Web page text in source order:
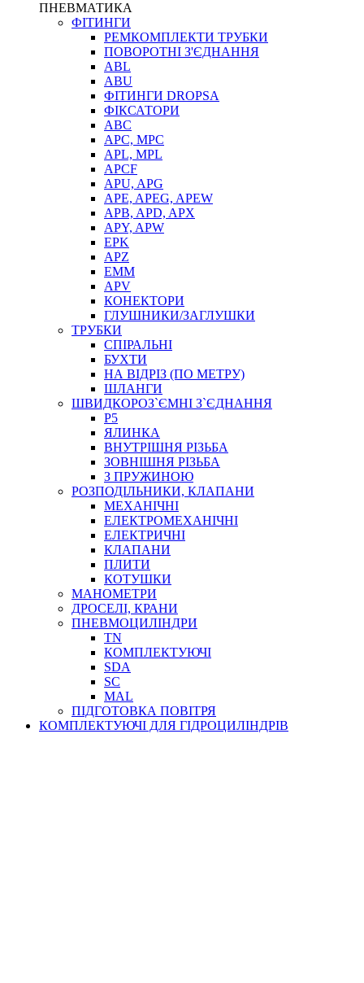
ПНЕВМАТИКА
ФІТИНГИ
РЕМКОМПЛЕКТИ ТРУБКИ
ПОВОРОТНІ З'ЄДНАННЯ
ABL
ABU
ФІТИНГИ DROPSA
ФІКСАТОРИ
ABC
APC, MPC
APL, MPL
APCF
APU, APG
APE, APEG, APEW
APB, APD, APX
APY, APW
EPK
APZ
EMM
APV
КОНЕКТОРИ
ГЛУШНИКИ/ЗАГЛУШКИ
ТРУБКИ
СПІРАЛЬНІ
БУХТИ
НА ВІДРІЗ (ПО МЕТРУ)
ШЛАНГИ
ШВИДКОРОЗ`ЄМНІ З`ЄДНАННЯ
P5
ЯЛИНКА
ВНУТРІШНЯ РІЗЬБА
ЗОВНІШНЯ РІЗЬБА
З ПРУЖИНОЮ
РОЗПОДІЛЬНИКИ, КЛАПАНИ
МЕХАНІЧНІ
ЕЛЕКТРОМЕХАНІЧНІ
ЕЛЕКТРИЧНІ
КЛАПАНИ
ПЛИТИ
КОТУШКИ
МАНОМЕТРИ
ДРОСЕЛІ, КРАНИ
ПНЕВМОЦИЛІНДРИ
TN
КОМПЛЕКТУЮЧІ
SDA
SC
MAL
ПІДГОТОВКА ПОВІТРЯ
КОМПЛЕКТУЮЧІ ДЛЯ ГІДРОЦИЛІНДРІВ